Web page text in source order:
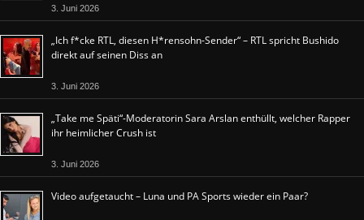
3. Juni 2026
„Ich f*cke RTL, diesen H*rensohn-Sender“ – RTL spricht Bushido
direkt auf seinen Diss an
3. Juni 2026
„Take me Späti“-Moderatorin Sara Arslan enthüllt, welcher Rapper
ihr heimlicher Crush ist
3. Juni 2026
Video aufgetaucht – Luna und PA Sports wieder ein Paar?